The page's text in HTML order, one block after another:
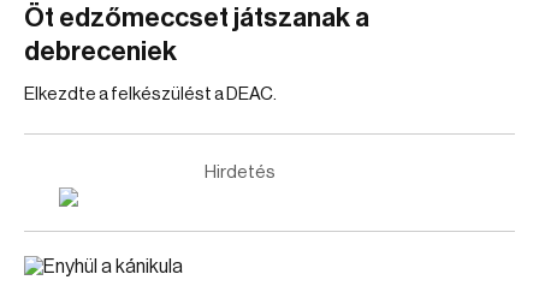
Öt edzőmeccset játszanak a
debreceniek
Elkezdte a felkészülést a DEAC.
Hirdetés